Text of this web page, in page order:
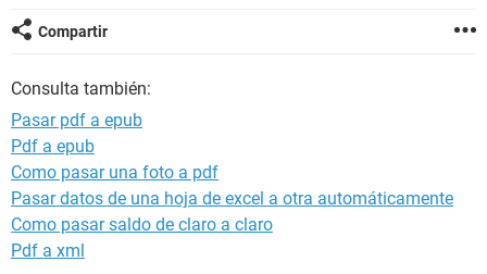
Compartir
Consulta también:
Pasar pdf a epub
Pdf a epub
Como pasar una foto a pdf
Pasar datos de una hoja de excel a otra automáticamente
Como pasar saldo de claro a claro
Pdf a xml